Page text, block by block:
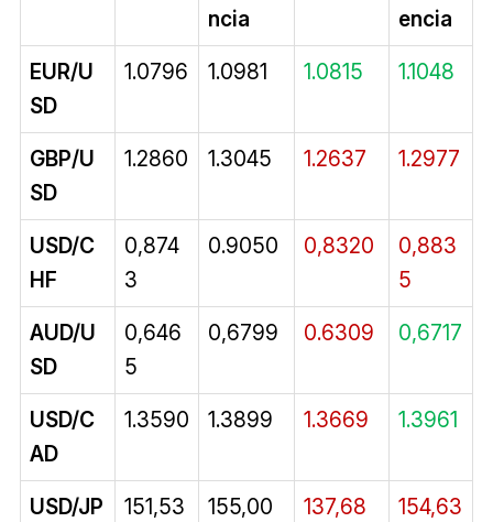
ncia
encia
EUR/U
SD
1.0796 1.0981 1.0815 1.1048
GBP/U
SD
1.2860 1.3045 1.2637 1.2977
USD/C
HF
0,874
3
0.9050 0,8320
0,883
5
AUD/U
SD
0,646
5
0,6799 0.6309 0,6717
USD/C
AD
1.3590 1.3899 1.3669 1.3961
USD/JP
151,53 155,00 137,68 154,63